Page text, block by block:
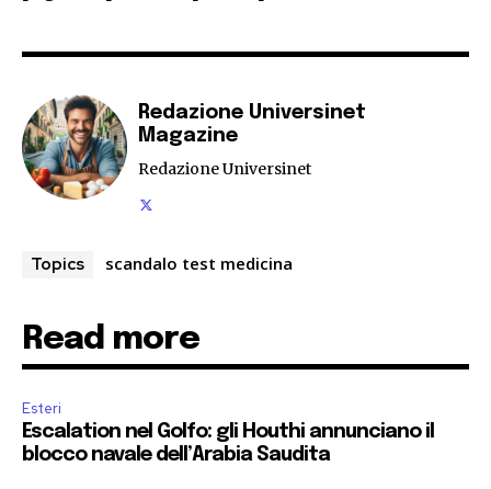
Redazione Universinet
Magazine
Redazione Universinet
Topics scandalo test medicina
Read more
Esteri
Escalation nel Golfo: gli Houthi annunciano il
blocco navale dell’Arabia Saudita